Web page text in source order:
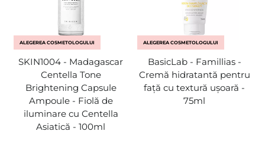
ALEGEREA COSMETOLOGULUI
SKIN1004 - Madagascar
Centella Tone
Brightening Capsule
Ampoule - Fiolă de
iluminare cu Centella
Asiatică - 100ml
ALEGEREA COSMETOLOGULUI
BasicLab - Famillias -
Cremă hidratantă pentru
față cu textură ușoară -
75ml